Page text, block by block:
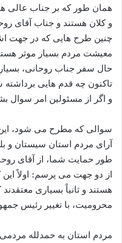
همان طور که بر جناب عالی
و کلان هستند و جناب آقای
چنین طرح هایی که در جهت
معیشت مردم بسیار موثر
حال سفر جناب روحانی، بسیار
تاکنون چه قدم هایی برداشته
و اگر از مسئولین امر سوال
آرای مردم استان سیستان و
طور حمایت شما، از آقای
از دو جهت می پرسم: اولاً
هستند و ثانیاً بسیاری
محرومیت، با تغییر رئیس
مردم استان به حمدلله